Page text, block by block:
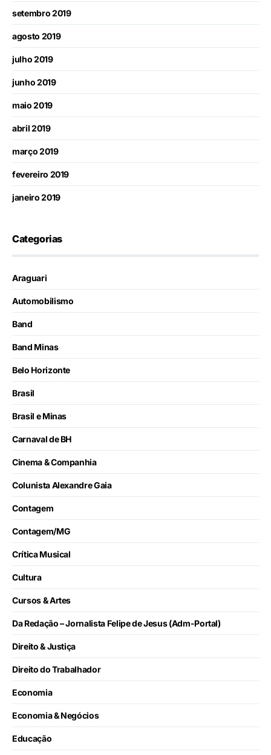
setembro 2019
agosto 2019
julho 2019
junho 2019
maio 2019
abril 2019
março 2019
fevereiro 2019
janeiro 2019
Categorias
Araguari
Automobilismo
Band
Band Minas
Belo Horizonte
Brasil
Brasil e Minas
Carnaval de BH
Cinema & Companhia
Colunista Alexandre Gaia
Contagem
Contagem/MG
Crítica Musical
Cultura
Cursos & Artes
Da Redação – Jornalista Felipe de Jesus (Adm-Portal)
Direito & Justiça
Direito do Trabalhador
Economia
Economia & Negócios
Educação